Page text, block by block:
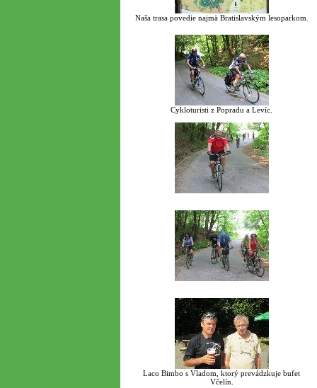
Naša trasa povedie najmä Bratislavským lesoparkom.
Cykloturisti z Popradu a Levíc.
Laco Bimbo s Vladom, ktorý prevádzkuje bufet
Včelín.